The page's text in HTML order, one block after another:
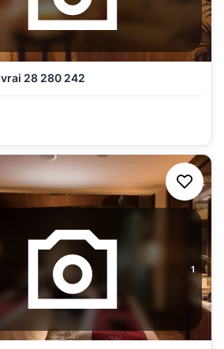
28 280 242
1